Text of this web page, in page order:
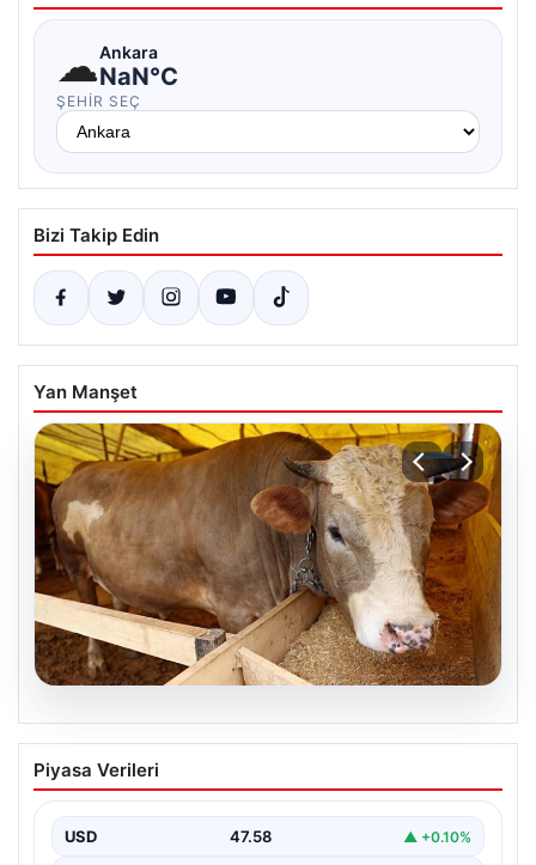
☁Ankara
NaN°C
ŞEHIR SEÇ
Bizi Takip Edin
Yan Manşet
05.08.2026
2026 Yılında Kurbanlık Fiyatları: İl İl
Güncel Fiyatlar ve Piyasa Analizi
merak ettiği konulardan biri olan kurbanlık fiyatları,…
Piyasa Verileri
USD 47.58 ▲ +0.10%